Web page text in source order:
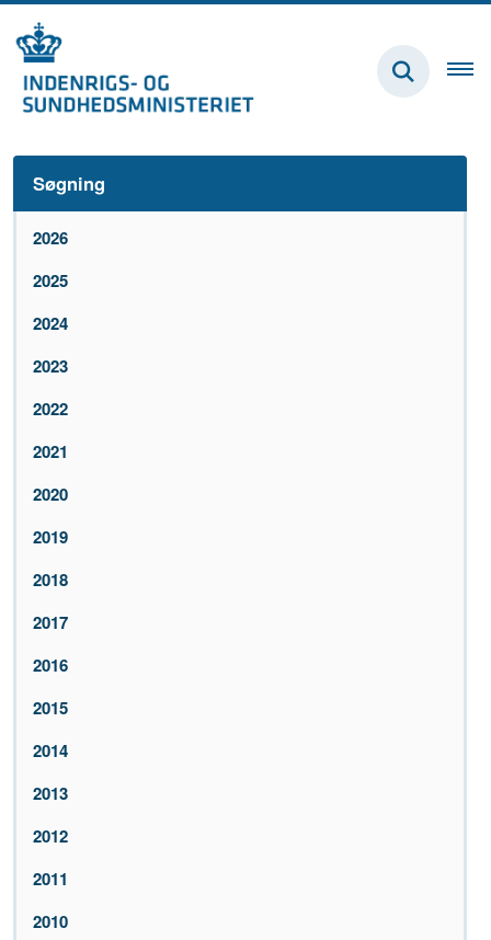
Søgning
2026
2025
2024
2023
2022
2021
2020
2019
2018
2017
2016
2015
2014
2013
2012
2011
2010